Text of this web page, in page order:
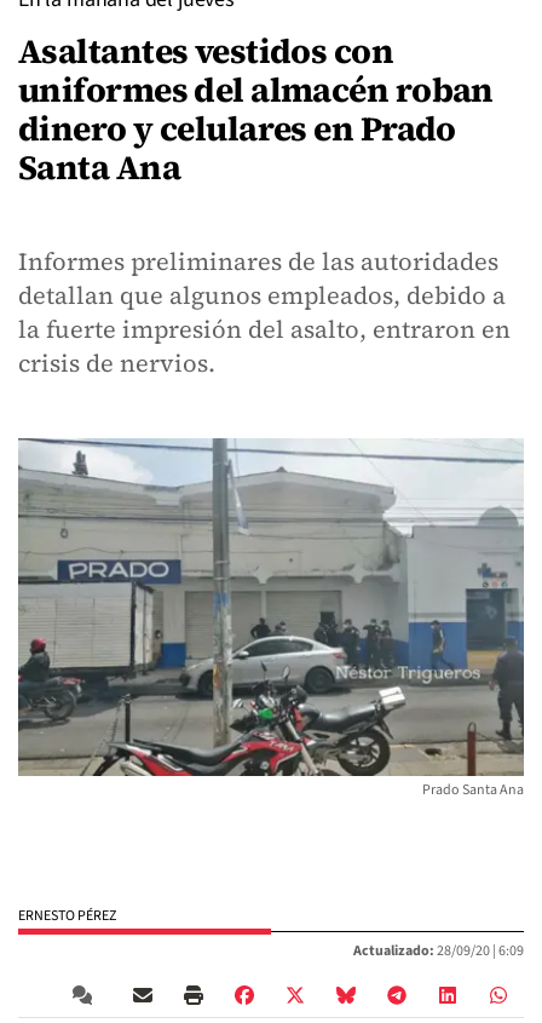
Asaltantes vestidos con
uniformes del almacén roban
dinero y celulares en Prado
Santa Ana
Informes preliminares de las autoridades
detallan que algunos empleados, debido a
la fuerte impresión del asalto, entraron en
crisis de nervios.
Prado Santa Ana
ERNESTO PÉREZ
Actualizado:28/09/20 |6:09